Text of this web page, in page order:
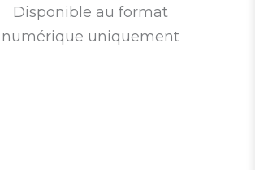
Disponible au format
numérique uniquement